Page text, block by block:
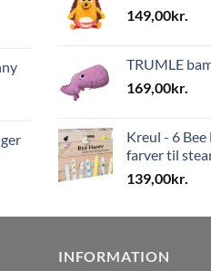
149,00kr.
TRUMLE
169,00kr.
Kreul - 6
farver til
139,00kr.
INFORMATION